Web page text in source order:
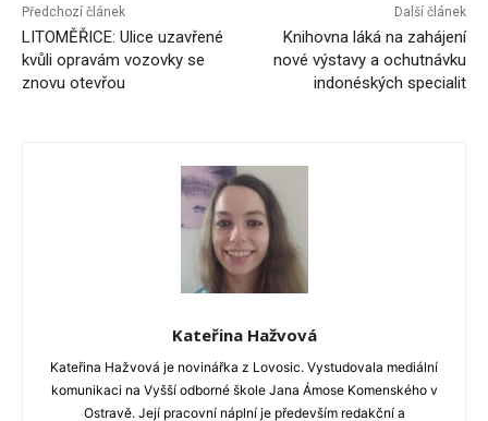
Předchozí článek
LITOMĚŘICE: Ulice uzavřené
kvůli opravám vozovky se
znovu otevřou
Další článek
Knihovna láká na zahájení
nové výstavy a ochutnávku
indonéských specialit
Kateřina Hažvová
Kateřina Hažvová je novinářka z Lovosic. Vystudovala mediální
komunikaci na Vyšší odborné škole Jana Ámose Komenského v
Ostravě. Její pracovní náplní je především redakční a